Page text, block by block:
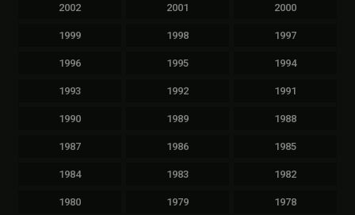
2002 2001 2000
1999 1998 1997
1996 1995 1994
1993 1992 1991
1990 1989 1988
1987 1986 1985
1984 1983 1982
1980 1979 1978